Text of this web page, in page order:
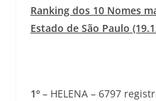
Ranking dos 10 Nomes
Estado de São Paulo
1º– HELENA – 6797